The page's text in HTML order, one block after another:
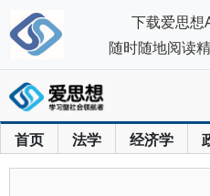
首页 法学 经济学
下载爱思想
随时随地阅读